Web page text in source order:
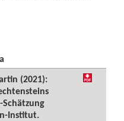
(2021):
Schätzung
Institut.